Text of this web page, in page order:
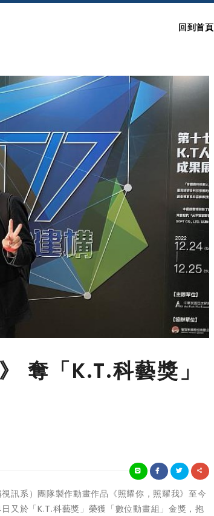
回到首頁
奪「K.T.科藝獎」
訊系）團隊製作動畫作品《照耀你，照耀我》至今
又於「K.T.科藝獎」榮獲「數位動畫組」金獎，抱